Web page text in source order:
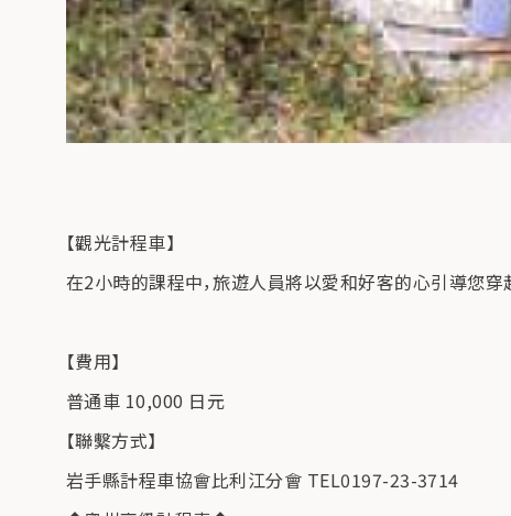
【觀光計程車】
在2小時的課程中，旅遊人員將以愛和好客的心引導您
【費用】
普通車 10,000 日元
【聯繫方式】
岩手縣計程車協會比利江分會 TEL0197-23-3714